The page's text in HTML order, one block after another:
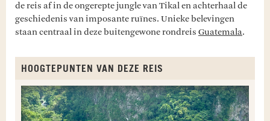
de reis af in de ongerepte jungle van Tikal en achterhaal de
geschiedenis van imposante ruïnes. Unieke belevingen
staan centraal in deze buitengewone rondreis Guatemala.
HOOGTEPUNTEN VAN DEZE REIS